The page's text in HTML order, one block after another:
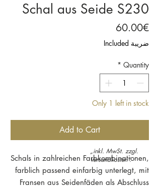
Schal aus Seide S230
60.00€
ضريبة Included
Quantity
*
Only 1 left in stock
Add to Cart
Schals in zahlreichen Farbkombinationen,
farblich passend einfarbig unterlegt, mit
Fransen aus Seidenfäden als Abschluss
„inkl. MwSt. zzgl.
Versandkosten“.